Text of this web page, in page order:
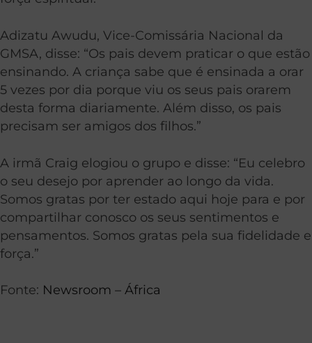
Adizatu Awudu, Vice-Comissária Nacional da
GMSA, disse: “Os pais devem praticar o que estão
ensinando. A criança sabe que é ensinada a orar
5 vezes por dia porque viu os seus pais orarem
desta forma diariamente. Além disso, os pais
precisam ser amigos dos filhos.”
A irmã Craig elogiou o grupo e disse: “Eu celebro
o seu desejo por aprender ao longo da vida.
Somos gratas por ter estado aqui hoje para e por
compartilhar conosco os seus sentimentos e
pensamentos. Somos gratas pela sua fidelidade e
força.”
Fonte: Newsroom – África